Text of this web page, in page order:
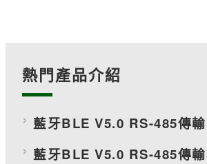
熱門產品介紹
藍牙BLE V5.0 RS-485傳
藍牙BLE V5.0 RS-485傳